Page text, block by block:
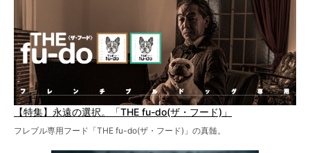
【特集】永遠の選択。「THE fu-do(ザ・フード)」
フレブル専用フード「THE fu-do(ザ・フード)」の真髄。